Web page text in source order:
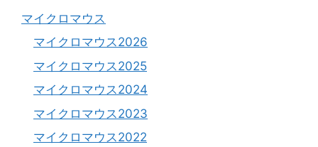
マイクロマウス
マイクロマウス2026
マイクロマウス2025
マイクロマウス2024
マイクロマウス2023
マイクロマウス2022